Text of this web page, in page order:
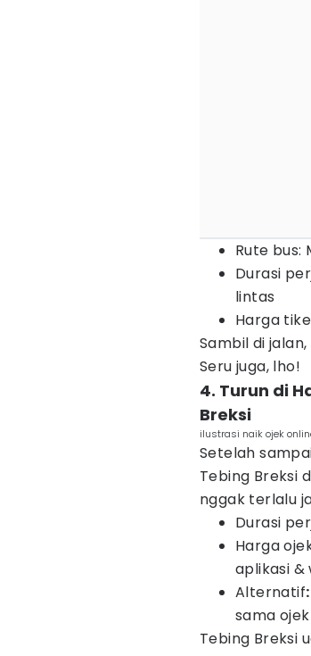
Rute bus:
Durasi
lintas
Harga
Sambil di
Seru juga, lho!
4. Turun di
Breksi
ilustrasi naik ojek
Setelah
Tebing Breksi
nggak terlalu
Durasi
Harga
aplikasi &
Alternatif:
sama
Tebing Breksi